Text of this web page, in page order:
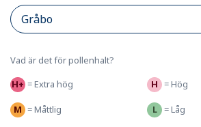
Vad är det för pollenhalt?
=Extra hög =Hög
=Måttlig =Låg